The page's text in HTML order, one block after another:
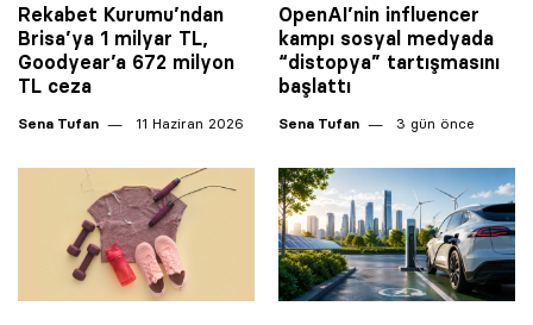
Rekabet Kurumu’ndan
Brisa’ya 1 milyar TL,
Goodyear’a 672 milyon
TL ceza
Sena Tufan 11 Haziran 2026
OpenAI’nin influencer
kampı sosyal medyada
“distopya” tartışmasını
başlattı
Sena Tufan 3 gün önce